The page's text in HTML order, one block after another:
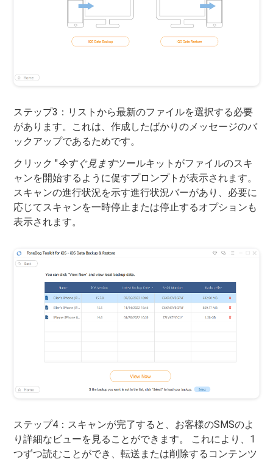
ステップ3：リストから最新のファイルを選択する必要
があります。これは、作成したばかりのメッセージのバ
ックアップであるためです。
クリック "今すぐ見ますツールキットがファイルのスキ
ャンを開始するように促すプロンプトが表示されます。
スキャンの進行状況を示す進行状況バーがあり、必要に
応じてスキャンを一時停止または停止するオプションも
表示されます。
ステップ4：スキャンが完了すると、お客様のSMSのよ
り詳細なビューを見ることができます。 これにより、1
つずつ読むことができ、転送または削除するコンテンツ